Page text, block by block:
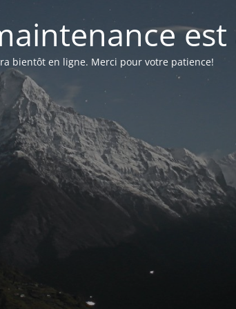
est
bientôt en ligne. Merci pour votre patience!